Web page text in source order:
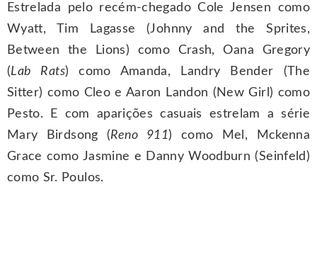
Estrelada pelo recém-chegado Cole Jensen como
Wyatt, Tim Lagasse (Johnny and the Sprites,
Between the Lions) como Crash, Oana Gregory
(Lab Rats) como Amanda, Landry Bender (The
Sitter) como Cleo e Aaron Landon (New Girl) como
Pesto. E com aparições casuais estrelam a série
Mary Birdsong (Reno 911) como Mel, Mckenna
Grace como Jasmine e Danny Woodburn (Seinfeld)
como Sr. Poulos.